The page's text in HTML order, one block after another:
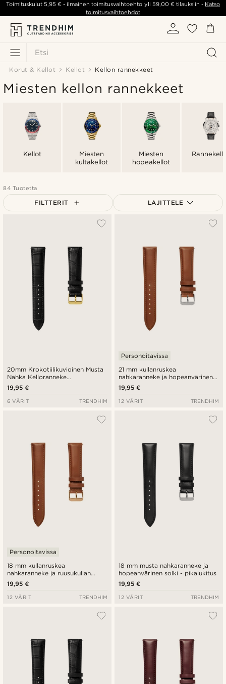
Etsi
Toimituskulut5,95 € - ilmainen toimitusvaihtoehto yli 59,00 €tilauksiin - Katso
toimitusvaihtoehdot
Korut & Kellot Kellot Kellon rannekkeet
Miesten kellon rannekkeet
Kellot
Miesten
kultakellot
Miesten
hopeakellot
84 Tuotetta
FILTTERIT LAJITTELE
20mm Krokotiilikuvioinen Musta
Nahka Kelloranneke
Kullansävyisellä Soljella –
pikakiinnitys
19,95 €
6 VÄRIT TRENDHIM
21 mm kullanruskea
nahkaranneke ja hopeanvärinen
solki - pikalukitus
Personoitavissa
19,95 €
12 VÄRIT TRENDHIM
18 mm kullanruskea
nahkaranneke ja ruusukullan
värinen solki - pikalukitus
Personoitavissa
19,95 €
12 VÄRIT TRENDHIM
18 mm musta nahkaranneke ja
hopeanvärinen solki - pikalukitus
19,95 €
12 VÄRIT TRENDHIM